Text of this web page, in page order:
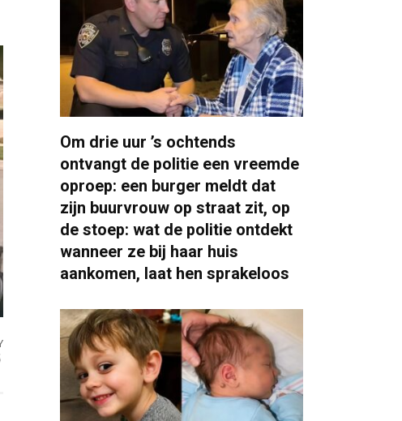
Om drie uur ’s ochtends
ontvangt de politie een vreemde
oproep: een burger meldt dat
zijn buurvrouw op straat zit, op
de stoep: wat de politie ontdekt
wanneer ze bij haar huis
aankomen, laat hen sprakeloos